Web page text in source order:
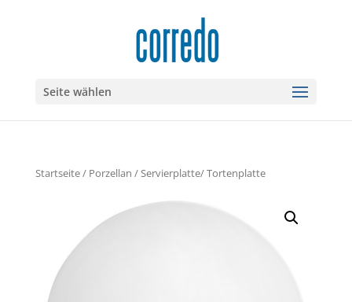
Seite wählen
Startseite/ Porzellan / Servierplatte/ Tortenplatte